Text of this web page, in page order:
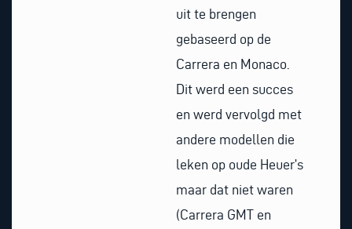
uit te brengen
gebaseerd op de
Carrera en Monaco.
Dit werd een succes
en werd vervolgd met
andere modellen die
leken op oude Heuer’s
maar dat niet waren
(Carrera GMT en